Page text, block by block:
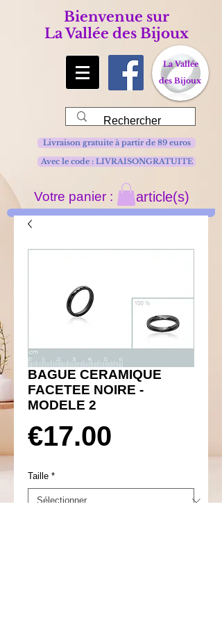
Bienvenue sur
La Vallée des Bijoux
La Vallée
des Bijoux
Avec le code : LIVRAISONGRATUITE
Livraison gratuite à partir de 89 euros
Votre panier : article(s)
BAGUE CERAMIQUE
FACETEE NOIRE -
MODELE 2
€17.00
Taille *